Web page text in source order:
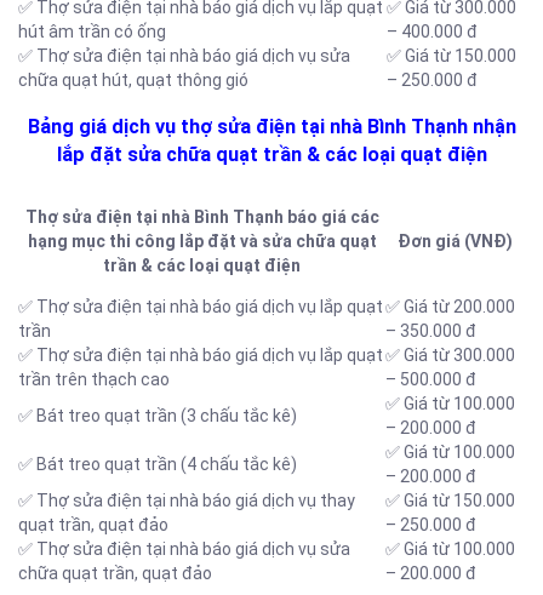
✅ Thợ sửa điện tại nhà báo giá dịch vụ lắp quạt
hút âm trần có ống
✅ Giá từ 300.000
– 400.000 đ
✅ Thợ sửa điện tại nhà báo giá dịch vụ sửa
chữa quạt hút, quạt thông gió
✅ Giá từ 150.000
– 250.000 đ
Bảng giá dịch vụ thợ sửa điện tại nhà Bình Thạnh nhận
lắp đặt sửa chữa quạt trần & các loại quạt điện
Thợ sửa điện tại nhà Bình Thạnh báo giá các
hạng mục thi công lắp đặt và sửa chữa quạt
trần & các loại quạt điện
Đơn giá (VNĐ)
✅ Thợ sửa điện tại nhà báo giá dịch vụ lắp quạt
trần
✅ Giá từ 200.000
– 350.000 đ
✅ Thợ sửa điện tại nhà báo giá dịch vụ lắp quạt
trần trên thạch cao
✅ Giá từ 300.000
– 500.000 đ
✅ Bát treo quạt trần (3 chấu tắc kê)
✅ Giá từ 100.000
– 200.000 đ
✅ Bát treo quạt trần (4 chấu tắc kê)
✅ Giá từ 100.000
– 200.000 đ
✅ Thợ sửa điện tại nhà báo giá dịch vụ thay
quạt trần, quạt đảo
✅ Giá từ 150.000
– 250.000 đ
✅ Thợ sửa điện tại nhà báo giá dịch vụ sửa
chữa quạt trần, quạt đảo
✅ Giá từ 100.000
– 200.000 đ